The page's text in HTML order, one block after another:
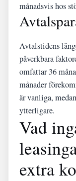
månadsvis hos
Avtalstidens
påverkbara
omfattar 36
månader
är vanliga,
ytterligare.
Vad
extra